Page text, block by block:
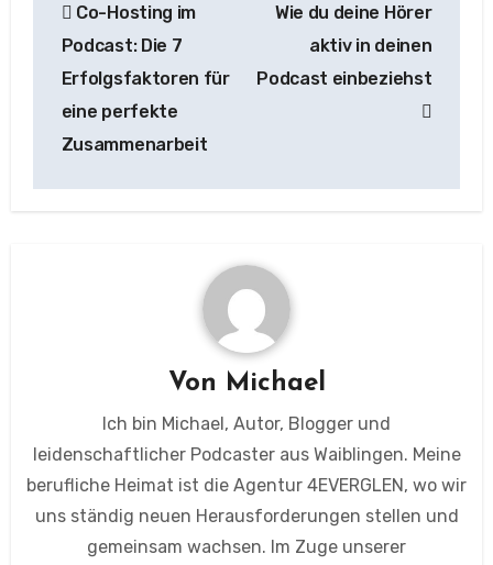
Co-Hosting im
Podcast: Die 7
Erfolgsfaktoren für
eine perfekte
Zusammenarbeit
Wie du deine Hörer
aktiv in deinen
Podcast einbeziehst
Von Michael
Ich bin Michael, Autor, Blogger und
leidenschaftlicher Podcaster aus Waiblingen. Meine
berufliche Heimat ist die Agentur 4EVERGLEN, wo wir
uns ständig neuen Herausforderungen stellen und
gemeinsam wachsen. Im Zuge unserer